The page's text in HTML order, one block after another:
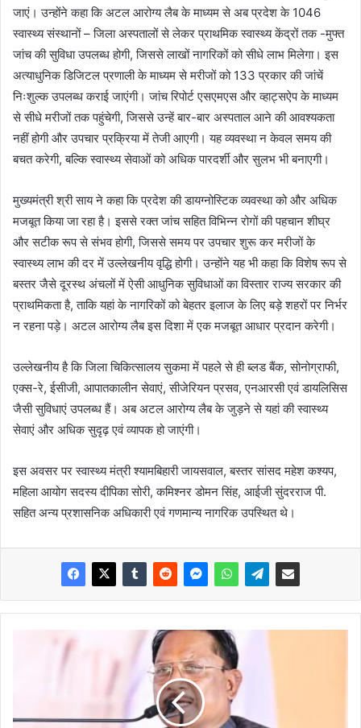
जाएं। उन्होंने कहा कि अटल आरोग्य लैब के माध्यम से अब प्रदेश के 1046
स्वास्थ्य संस्थानों – जिला अस्पतालों से लेकर प्राथमिक स्वास्थ्य केंद्रों तक -मुफ्त
जांच की सुविधा उपलब्ध होगी, जिससे लाखों नागरिकों को सीधे लाभ मिलेगा। इस
अत्याधुनिक डिजिटल प्रणाली के माध्यम से मरीजों को 133 प्रकार की जांचें
निःशुल्क उपलब्ध कराई जाएंगी। जांच रिपोर्ट एसएमएस और व्हाट्सऐप के माध्यम
से सीधे मरीजों तक पहुंचेगी, जिससे उन्हें बार-बार अस्पताल आने की आवश्यकता
नहीं होगी और उपचार प्रक्रिया में तेजी आएगी। यह व्यवस्था न केवल समय की
बचत करेगी, बल्कि स्वास्थ्य सेवाओं को अधिक पारदर्शी और सुलभ भी बनाएगी।
मुख्यमंत्री श्री साय ने कहा कि प्रदेश की डायग्नोस्टिक व्यवस्था को और अधिक
मजबूत किया जा रहा है। इससे रक्त जांच सहित विभिन्न रोगों की पहचान शीघ्र
और सटीक रूप से संभव होगी, जिससे समय पर उपचार शुरू कर मरीजों के
स्वास्थ्य लाभ की दर में उल्लेखनीय वृद्धि होगी। उन्होंने यह भी कहा कि विशेष रूप से
बस्तर जैसे दूरस्थ अंचलों में ऐसी आधुनिक सुविधाओं का विस्तार राज्य सरकार की
प्राथमिकता है, ताकि यहां के नागरिकों को बेहतर इलाज के लिए बड़े शहरों पर निर्भर
न रहना पड़े। अटल आरोग्य लैब इस दिशा में एक मजबूत आधार प्रदान करेगी।
उल्लेखनीय है कि जिला चिकित्सालय सुकमा में पहले से ही ब्लड बैंक, सोनोग्राफी,
एक्स-रे, ईसीजी, आपातकालीन सेवाएं, सीजेरियन प्रसव, एनआरसी एवं डायलिसिस
जैसी सुविधाएं उपलब्ध हैं। अब अटल आरोग्य लैब के जुड़ने से यहां की स्वास्थ्य
सेवाएं और अधिक सुदृढ़ एवं व्यापक हो जाएंगी।
इस अवसर पर स्वास्थ्य मंत्री श्यामबिहारी जायसवाल, बस्तर सांसद महेश कश्यप,
महिला आयोग सदस्य दीपिका सोरी, कमिश्नर डोमन सिंह, आईजी सुंदरराज पी.
सहित अन्य प्रशासनिक अधिकारी एवं गणमान्य नागरिक उपस्थित थे।